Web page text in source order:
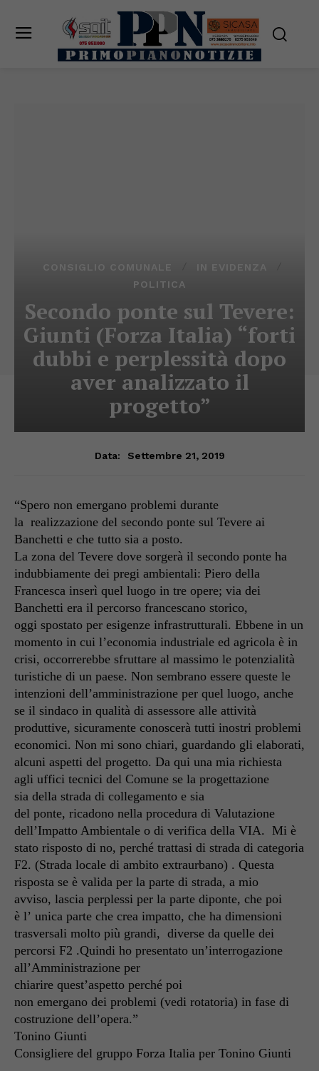
CONSIGLIO COMUNALE
IN EVIDENZA
POLITICA
Secondo ponte sul Tevere:
Giunti (Forza Italia) “forti
dubbi e perplessità dopo
aver analizzato il
progetto”
Data: Settembre 21, 2019
“Spero non emergano problemi durante
la realizzazione del secondo ponte sul Tevere ai
Banchetti e che tutto sia a posto.
La zona del Tevere dove sorgerà il secondo ponte ha
indubbiamente dei pregi ambientali: Piero della
Francesca inserì quel luogo in tre opere; via dei
Banchetti era il percorso francescano storico,
oggi spostato per esigenze infrastrutturali. Ebbene in un
momento in cui l’economia industriale ed agricola è in
crisi, occorrerebbe sfruttare al massimo le potenzialità
turistiche di un paese. Non sembrano essere queste le
intenzioni dell’amministrazione per quel luogo, anche
se il sindaco in qualità di assessore alle attività
produttive, sicuramente conoscerà tutti inostri problemi
economici. Non mi sono chiari, guardando gli elaborati,
alcuni aspetti del progetto. Da qui una mia richiesta
agli uffici tecnici del Comune se la progettazione
sia della strada di collegamento e sia
del ponte, ricadono nella procedura di Valutazione
dell’Impatto Ambientale o di verifica della VIA. Mi è
stato risposto di no, perché trattasi di strada di categoria
F2. (Strada locale di ambito extraurbano) . Questa
risposta se è valida per la parte di strada, a mio
avviso, lascia perplessi per la parte diponte, che poi
è l’ unica parte che crea impatto, che ha dimensioni
trasversali molto più grandi, diverse da quelle dei
percorsi F2 .Quindi ho presentato un’interrogazione
all’Amministrazione per
chiarire quest’aspetto perché poi
non emergano dei problemi (vedi rotatoria) in fase di
costruzione dell’opera.”
Tonino Giunti
Consigliere del gruppo Forza Italia per Tonino Giunti